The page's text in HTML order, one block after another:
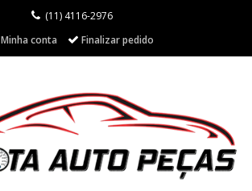
(11) 4116-2976
Minha conta
Finalizar pedido